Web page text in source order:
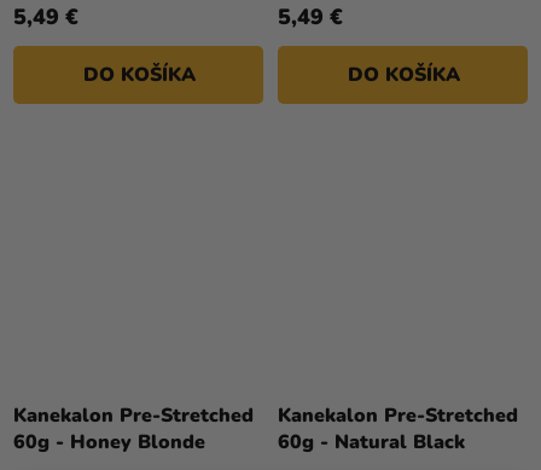
5,49 €
DO KOŠÍKA
5,49 €
DO KOŠÍKA
Kanekalon Pre-Stretched
60g - Honey Blonde
Kanekalon Pre-Stretched
60g - Natural Black